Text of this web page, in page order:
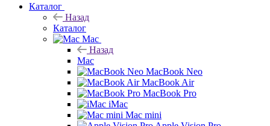
Каталог
Назад
Каталог
Mac
Назад
Mac
MacBook Neo
MacBook Air
MacBook Pro
iMac
Mac mini